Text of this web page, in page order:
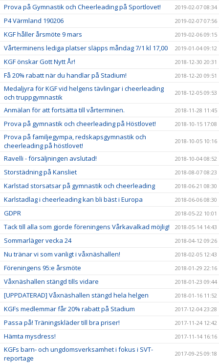
Prova på Gymnastik och Cheerleading på Sportlovet! 2019-02-07 08:34
P4 Värmland 190206 2019-02-07 07:56
KGF håller årsmöte 9 mars 2019-02-06 09:15
Vårterminens lediga platser släpps måndag 7/1 kl 17,00 2019-01-04 09:12
KGF önskar Gott Nytt År! 2018-12-30 20:31
Få 20% rabatt när du handlar på Stadium! 2018-12-20 09:51
Medaljyra för KGF vid helgens tävlingar i cheerleading
och truppgymnastik
2018-12-05 09:53
Anmälan för att fortsätta till vårterminen. 2018-11-28 11:45
Prova på gymnastik och cheerleading på Höstlovet! 2018-10-15 17:08
Prova på familjegympa, redskapsgymnastik och
cheerleading på höstlovet!
2018-10-05 10:16
Ravelli - försäljningen avslutad! 2018-10-04 08:52
Storstädning på Kansliet 2018-08-07 08:23
Karlstad storsatsar på gymnastik och cheerleading 2018-06-21 08:30
Karlstadlag i cheerleading kan bli bäst i Europa 2018-06-06 08:30
GDPR 2018-05-22 10:01
Tack till alla som gjorde föreningens Vårkavalkad möjlig! 2018-05-14 14:43
Sommarläger vecka 24 2018-04-12 09:26
Nu tränar vi som vanligt i våxnäshallen! 2018-02-05 12:43
Föreningens 95:e årsmöte 2018-01-29 22:16
Våxnäshallen stängd tills vidare 2018-01-23 09:44
[UPPDATERAD] Våxnäshallen stängd hela helgen 2018-01-16 11:52
KGFs medlemmar får 20% rabatt på Stadium 2017-12-04 23:28
Passa på! Träningskläder till bra priser! 2017-11-24 12:42
Hämta mysdress! 2017-11-14 16:16
KGFs barn- och ungdomsverksamhet i fokus i SVT-
reportage
2017-09-25 09:18